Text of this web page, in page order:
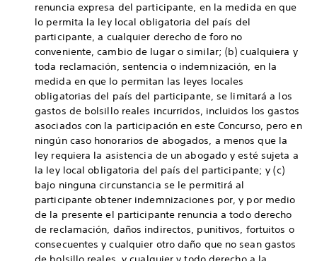
renuncia expresa del participante, en la medida en que
lo permita la ley local obligatoria del país del
participante, a cualquier derecho de foro no
conveniente, cambio de lugar o similar; (b) cualquiera y
toda reclamación, sentencia o indemnización, en la
medida en que lo permitan las leyes locales
obligatorias del país del participante, se limitará a los
gastos de bolsillo reales incurridos, incluidos los gastos
asociados con la participación en este Concurso, pero en
ningún caso honorarios de abogados, a menos que la
ley requiera la asistencia de un abogado y esté sujeta a
la ley local obligatoria del país del participante; y (c)
bajo ninguna circunstancia se le permitirá al
participante obtener indemnizaciones por, y por medio
de la presente el participante renuncia a todo derecho
de reclamación, daños indirectos, punitivos, fortuitos o
consecuentes y cualquier otro daño que no sean gastos